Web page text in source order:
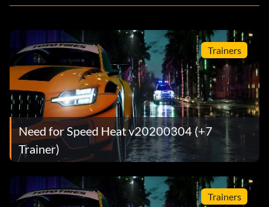
Trainers
Need for Speed Heat v20200304 (+7
Trainer)
Trainers